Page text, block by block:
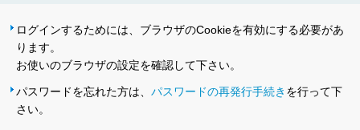
ログインするためには、ブラウザのCookieを有効にする必要があ
ります。
お使いのブラウザの設定を確認して下さい。
パスワードを忘れた方は、 パスワードの再発行手続き を行って下
さい。